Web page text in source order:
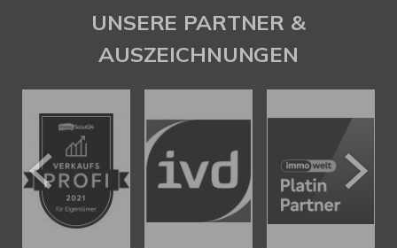
UNSERE PARTNER &
AUSZEICHNUNGEN